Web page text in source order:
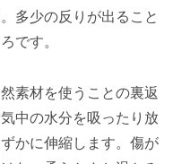
多少の反りが出ること
です。
素材を使うことの裏返
中の水分を吸ったり放
かに伸縮します。傷が